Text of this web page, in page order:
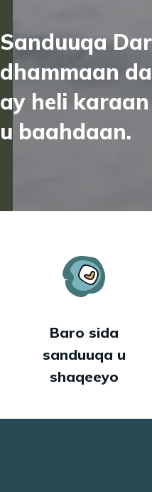
Sanduuqa
dhammaan
ay heli
u baahdaan.
Baro sida
sanduuqa u
shaqeeyo